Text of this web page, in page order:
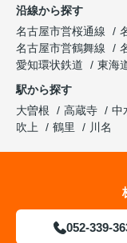
沿線から探す
名古屋市営桜通線
名古屋市営鶴舞線
愛知環状鉄道
東海
駅から探す
大曽根
高蔵寺 中
吹上
鶴里 川名
052-339-